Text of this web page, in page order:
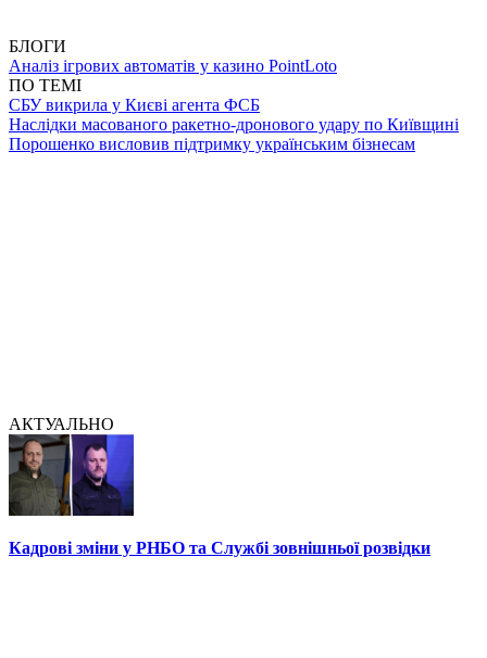
БЛОГИ
Аналіз ігрових автоматів у казино PointLoto
ПО ТЕМІ
СБУ викрила у Києві агента ФСБ
Наслідки масованого ракетно-дронового удару по Київщині
Порошенко висловив підтримку українським бізнесам
АКТУАЛЬНО
Кадрові зміни у РНБО та Службі зовнішньої розвідки